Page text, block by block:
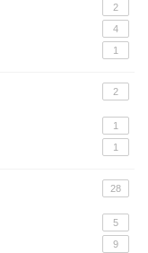
2
4
1
2
1
1
28
5
9